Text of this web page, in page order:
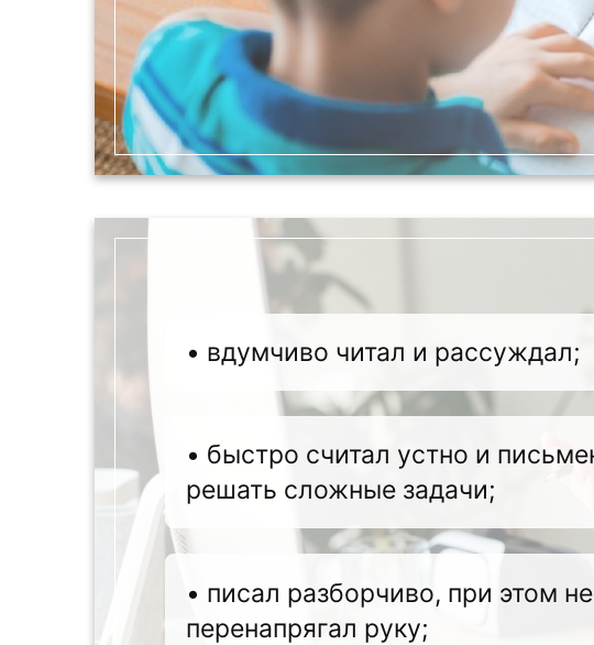
• вдумчиво читал и рассуждал;
• быстро считал устно и
решать сложные задачи;
• писал разборчиво, при этом не
перенапрягал руку;